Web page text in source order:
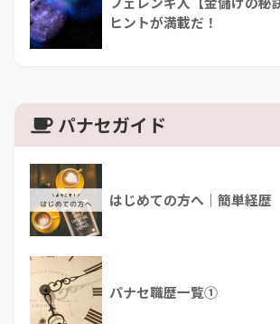
ヒントが満載だ！
パナセガイド
はじめての方へ｜簡単経歴
パナセ職歴一覧①